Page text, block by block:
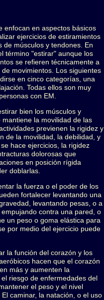
enfocan en aspectos básicos
ejercicios de estiramientos
de músculos y tendones. En
término "estirar" aunque los
se refieren técnicamente a
movimientos. Los siguientes
en cinco categorías, una
Todas ellos son muy
con EM.
bien los músculos y
la movilidad de las
previenen la rigidez y
de la movilidad, la debilidad, y
hace ejercicios, la rigidez
dolorosas que
en posición rígida
doblarlas.
la fuerza o el poder de los
fortalecer levantando una
levantando pesas, o a
contra una pared, o
un peso o goma elástica para
por medio del ejercicio puede
la función del corazón y los
hacen que el corazón
más y aumenten la
riesgo de enfermedades del
el peso y el nivel
caminar, la natación, o el uso